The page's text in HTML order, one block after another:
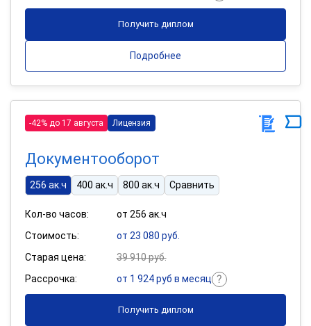
Получить диплом
Подробнее
-42% до 17 августа Лицензия
Документооборот
256 ак.ч 400 ак.ч 800 ак.ч Сравнить
Кол-во часов:
от 256 ак.ч
Стоимость:
от 23 080 руб.
Старая цена:
39 910 руб.
Рассрочка:
от 1 924 руб в месяц
Получить диплом